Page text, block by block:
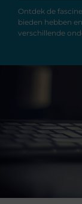
Ontdek de
bieden hebben
verschillende